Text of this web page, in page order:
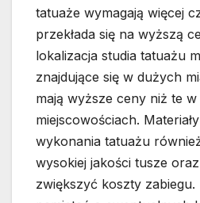
tatuaże wymagają więcej
przekłada się na wyższą
lokalizacja studia tatuażu
znajdujące się w dużych
mają wyższe ceny niż te
miejscowościach.
wykonania tatuażu
wysokiej jakości tusze
zwiększyć koszty